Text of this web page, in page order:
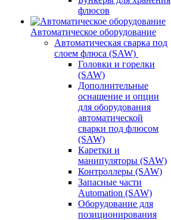
флюсов
Автоматическое оборудование
Автоматическая сварка под
слоем флюса (SAW)
Головки и горелки
(SAW)
Дополнительные
оснащение и опции
для оборудования
автоматической
сварки под флюсом
(SAW)
Каретки и
манипуляторы (SAW)
Контроллеры (SAW)
Запасные части
Automation (SAW)
Оборудование для
позиционирования